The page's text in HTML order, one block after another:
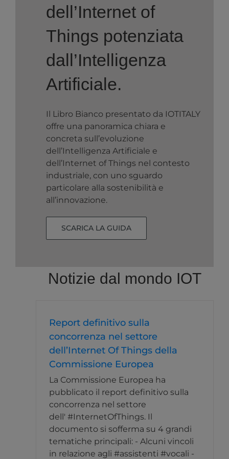
dell’Internet of
Things potenziata
dall’Intelligenza
Artificiale.
Il Libro Bianco presentato da IOTITALY
offre una panoramica chiara e
concreta sull’evoluzione
dell’Intelligenza Artificiale e
dell’Internet of Things nel contesto
industriale, con uno sguardo
particolare alla sostenibilità e
all’innovazione.
SCARICA LA GUIDA
Notizie dal mondo IOT
Report definitivo sulla
concorrenza nel settore
dell’Internet Of Things della
Commissione Europea
La Commissione Europea ha
pubblicato il report definitivo sulla
concorrenza nel settore
dell' #InternetOfThings. Il
documento si sofferma su 4 grandi
tematiche principali: - Alcuni vincoli
in relazione agli #assistenti #vocali -